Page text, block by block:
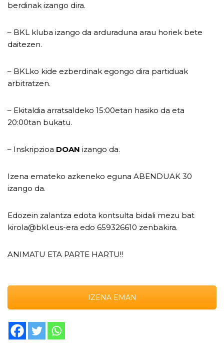
berdinak izango dira.
– BKL kluba izango da arduraduna arau horiek bete
daitezen.
– BKLko kide ezberdinak egongo dira partiduak
arbitratzen.
– Ekitaldia arratsaldeko 15:00etan hasiko da eta
20:00tan bukatu.
– Inskripzioa DOAN izango da.
Izena emateko azkeneko eguna ABENDUAK 30
izango da.
Edozein zalantza edota kontsulta bidali mezu bat
kirola@bkl.eus-era edo 659326610 zenbakira.
ANIMATU ETA PARTE HARTU!!
IZENA EMAN